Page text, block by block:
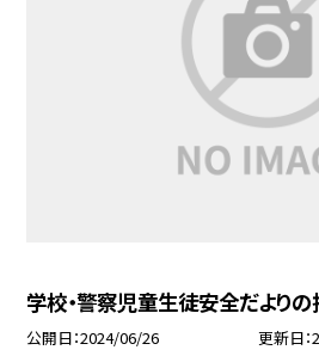
学校・警察児童生徒安全だより
公開日 2024/06/26 更新日